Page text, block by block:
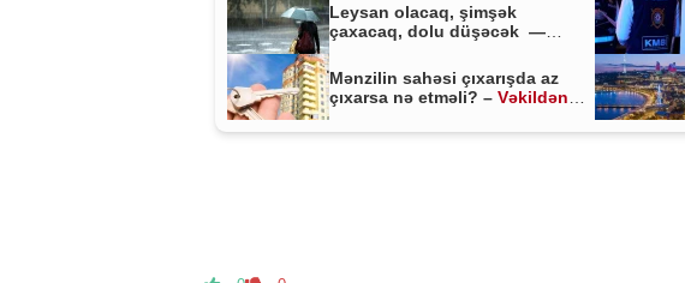
Leysan olacaq, şimşək
çaxacaq, dolu düşəcək —
Mənzilin sahəsi çıxarışda az
çıxarsa nə etməli? –Vəkildən